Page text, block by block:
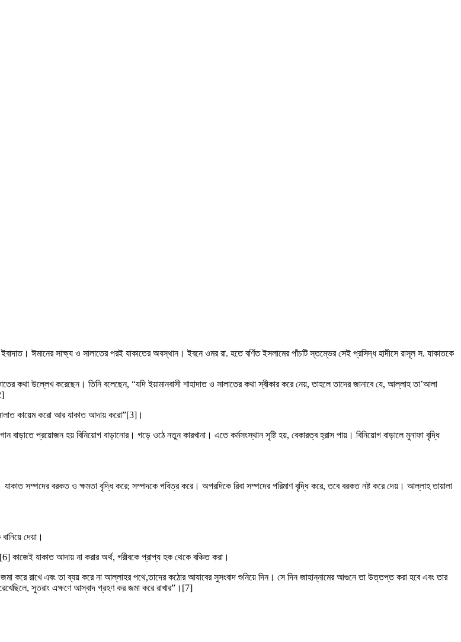
ঈমানের সাক্ষ্য ও সালাতের পরই যাকাতের অবস্থান। ইবনে ওমর রা. হতে বর্ণিত ইসলামের পাঁচটি স্তম্ভের সেই প্রসিদ্ধ হাদীসে রাসূল স. যাকাতকে
কথা উল্লেখ করেছেন। তিনি বলেছেন, “যদি ইয়ামানবাসী শাহাদাত ও সালাতের কথা স্বীকার করে নেয়, তাহলে তাদের জানাবে যে, আল্লাহ তা’আলা
কায়েম করো আর যাকাত আদায় করো”[3]।
বাড়াতে প্রয়োজন হয় বিনিয়োগ বাড়ানোর। গড়ে ওঠে নতুন কারখানা। এতে কর্মসংস্থান সৃষ্টি হয়, বেকারত্ব হ্রাস পায়। বিনিয়োগ বাড়ালে মুনাফা বৃদ্ধি
যাকাত সম্পদের বরকত ও ক্ষমতা বৃদ্ধি করে; সম্পদকে পবিত্র করে। অপরদিকে রিবা সম্পদের পরিমাণ বৃদ্ধি করে, তবে বরকত নষ্ট করে দেয়। আল্লাহ তায়ালা
দেয়া।
কাজেই যাকাত আদায় না করার অর্থ, গরীবকে প্রাপ্য হক থেকে বঞ্চিত করা।
করে রাখে এবং তা ব্যয় করে না আল্লাহর পথে,তাদের কঠোর আযাবের সুসংবাদ শুনিয়ে দিন। সে দিন জাহান্নামের আগুনে তা উত্তপ্ত করা হবে এবং তার
সুতরাং এক্ষণে আস্বাদ গ্রহণ কর জমা করে রাখার”।[7]